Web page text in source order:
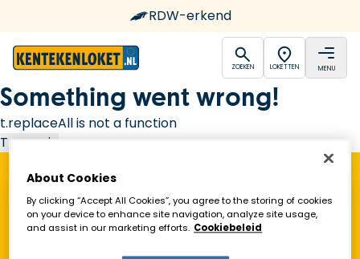
RDW-erkend
open
ZOEKEN LOKETTEN MENU
Something went wrong!
t.replaceAll is not a function
Try again
Vind een Kentekenloket in de buurt!
About Cookies
By clicking “Accept All Cookies”, you agree to the storing of cookies
on your device to enhance site navigation, analyze site usage,
and assist in our marketing efforts. Cookiebeleid